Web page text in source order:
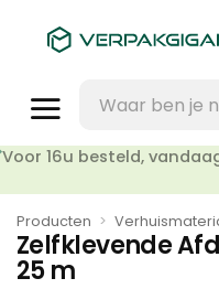
naar:
Geen orderkosten
Producten >
Zelfklevende
25 m